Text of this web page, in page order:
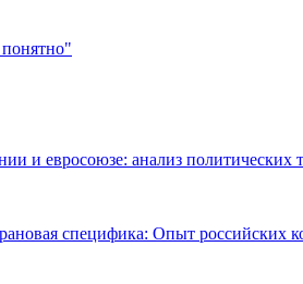
евросоюзе: анализ политических
специфика: Опыт российских